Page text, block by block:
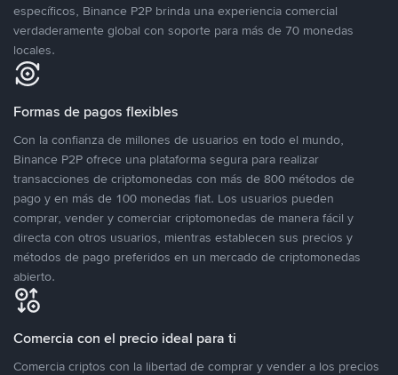
específicos, Binance P2P brinda una experiencia comercial
verdaderamente global con soporte para más de 70 monedas
locales.
Formas de pagos flexibles
Con la confianza de millones de usuarios en todo el mundo,
Binance P2P ofrece una plataforma segura para realizar
transacciones de criptomonedas con más de 800 métodos de
pago y en más de 100 monedas fiat. Los usuarios pueden
comprar, vender y comerciar criptomonedas de manera fácil y
directa con otros usuarios, mientras establecen sus precios y
métodos de pago preferidos en un mercado de criptomonedas
abierto.
Comercia con el precio ideal para ti
Comercia criptos con la libertad de comprar y vender a los precios